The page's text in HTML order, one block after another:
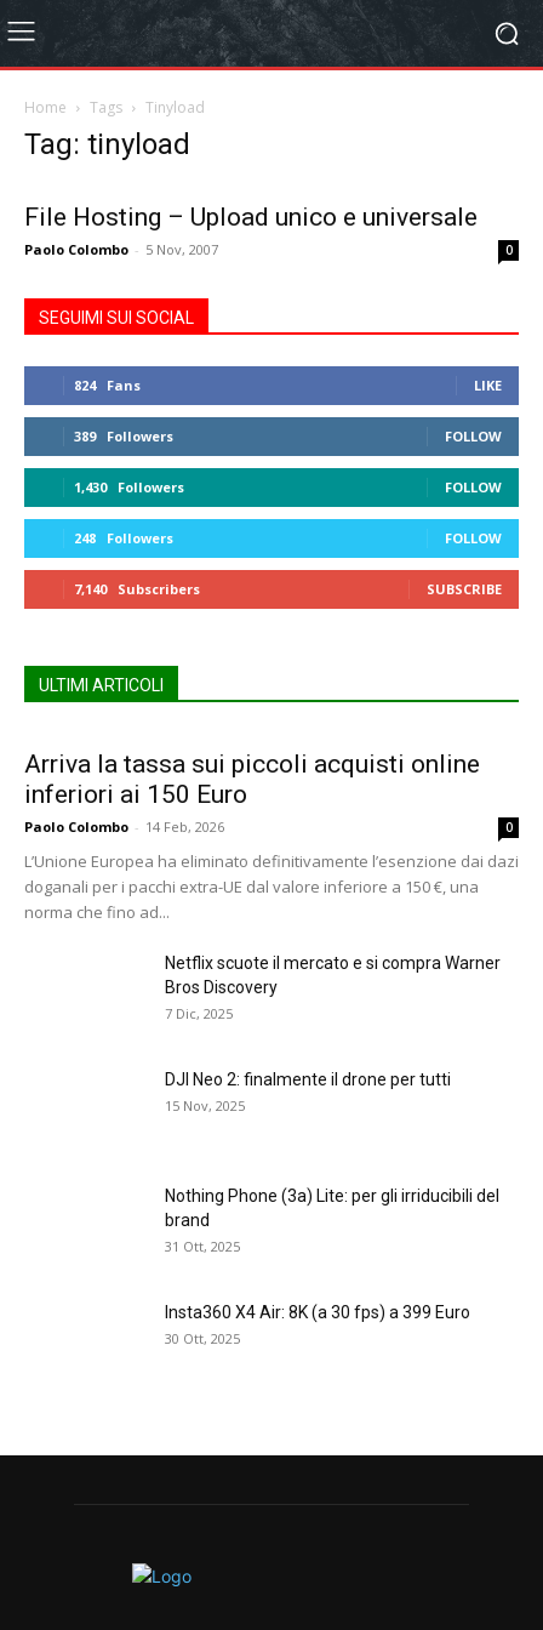
Home Tags Tinyload
Tag: tinyload
File Hosting – Upload unico e universale
Paolo Colombo - 5 Nov, 2007 0
SEGUIMI SUI SOCIAL
824 Fans LIKE
389 Followers FOLLOW
1,430 Followers FOLLOW
248 Followers FOLLOW
7,140 Subscribers SUBSCRIBE
ULTIMI ARTICOLI
Arriva la tassa sui piccoli acquisti online
inferiori ai 150 Euro
Paolo Colombo - 14 Feb, 2026 0
L’Unione Europea ha eliminato definitivamente l’esenzione dai dazi
doganali per i pacchi extra-UE dal valore inferiore a 150 €, una
norma che fino ad...
Netflix scuote il mercato e si compra Warner
Bros Discovery
7 Dic, 2025
DJI Neo 2: finalmente il drone per tutti
15 Nov, 2025
Nothing Phone (3a) Lite: per gli irriducibili del
brand
31 Ott, 2025
Insta360 X4 Air: 8K (a 30 fps) a 399 Euro
30 Ott, 2025